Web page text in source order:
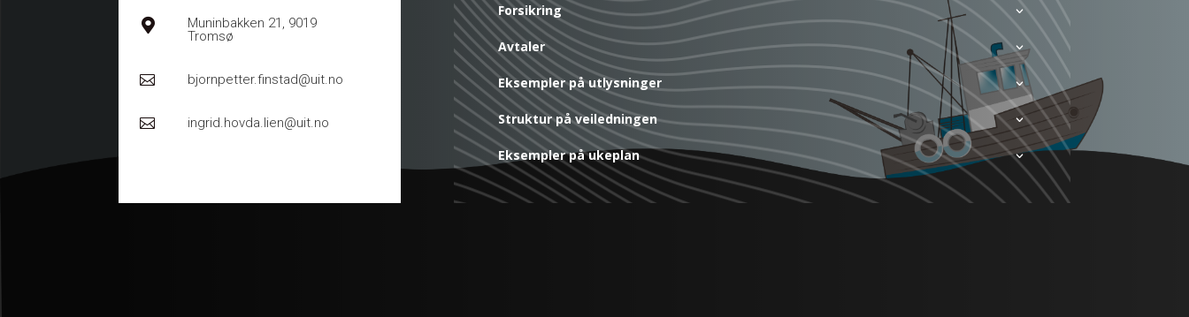

Muninbakken 21, 9019
Tromsø
 bjornpetter.finstad@uit.no
 ingrid.hovda.lien@uit.no
Forsikring
Avtaler
Eksempler på utlysninger
Struktur på veiledningen
Eksempler på ukeplan